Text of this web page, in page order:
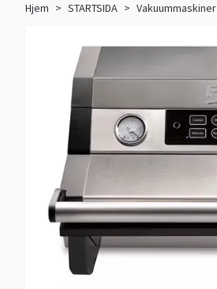
Hjem STARTSIDA Vakuummaskiner